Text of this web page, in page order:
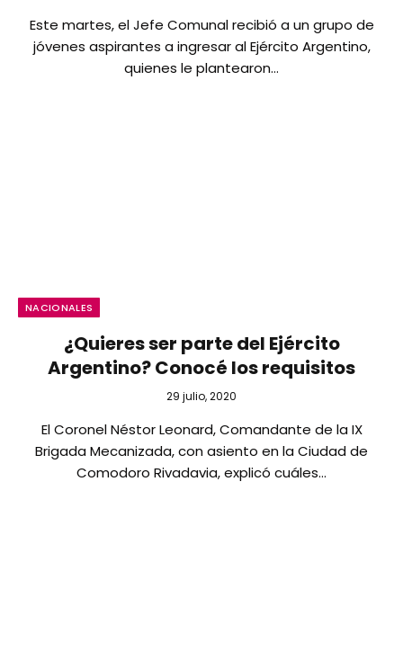
Este martes, el Jefe Comunal recibió a un grupo de
jóvenes aspirantes a ingresar al Ejército Argentino,
quienes le plantearon…
NACIONALES
¿Quieres ser parte del Ejército
Argentino? Conocé los requisitos
29 julio, 2020
El Coronel Néstor Leonard, Comandante de la IX
Brigada Mecanizada, con asiento en la Ciudad de
Comodoro Rivadavia, explicó cuáles…